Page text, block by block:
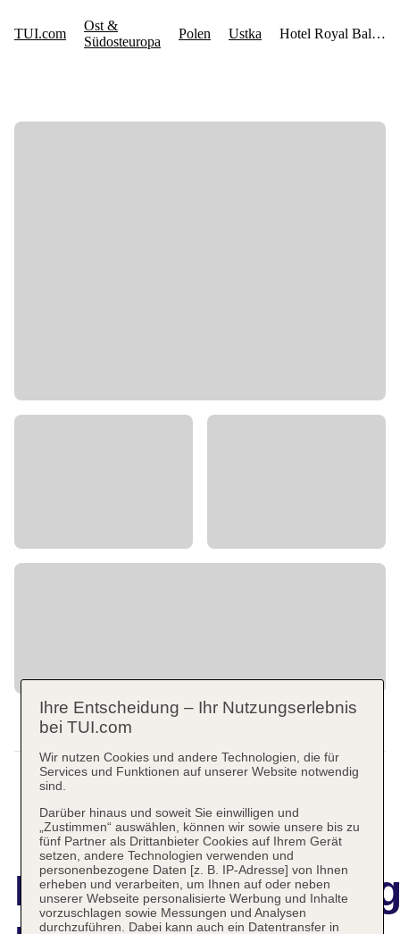
Ihre Entscheidung – Ihr Nutzungserlebnis
bei TUI.com
Wir nutzen Cookies und andere Technologien, die für
Services und Funktionen auf unserer Website notwendig
sind.
Darüber hinaus und soweit Sie einwilligen und
„Zustimmen“ auswählen, können wir sowie unsere bis zu
fünf Partner als Drittanbieter Cookies auf Ihrem Gerät
setzen, andere Technologien verwenden und
personenbezogene Daten [z. B. IP-Adresse] von Ihnen
erheben und verarbeiten, um Ihnen auf oder neben
unserer Webseite personalisierte Werbung und Inhalte
vorzuschlagen sowie Messungen und Analysen
durchzuführen. Dabei kann auch ein Datentransfer in